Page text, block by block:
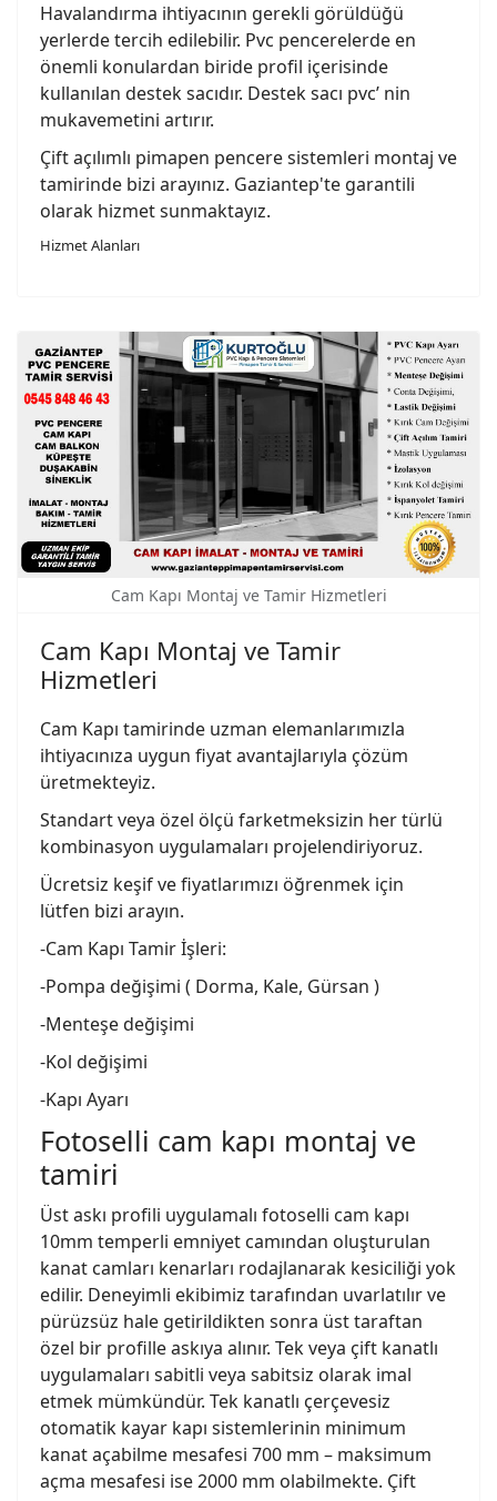
Havalandırma ihtiyacının gerekli görüldüğü
yerlerde tercih edilebilir. Pvc pencerelerde en
önemli konulardan biride profil içerisinde
kullanılan destek sacıdır. Destek sacı pvc’ nin
mukavemetini artırır.
Çift açılımlı pimapen pencere sistemleri montaj ve
tamirinde bizi arayınız. Gaziantep'te garantili
olarak hizmet sunmaktayız.
Hizmet Alanları
Cam Kapı Montaj ve Tamir Hizmetleri
Cam Kapı Montaj ve Tamir
Hizmetleri
Cam Kapı tamirinde uzman elemanlarımızla
ihtiyacınıza uygun fiyat avantajlarıyla çözüm
üretmekteyiz.
Standart veya özel ölçü farketmeksizin her türlü
kombinasyon uygulamaları projelendiriyoruz.
Ücretsiz keşif ve fiyatlarımızı öğrenmek için
lütfen bizi arayın.
-Cam Kapı Tamir İşleri:
-Pompa değişimi ( Dorma, Kale, Gürsan )
-Menteşe değişimi
-Kol değişimi
-Kapı Ayarı
Fotoselli cam kapı montaj ve
tamiri
Üst askı profili uygulamalı fotoselli cam kapı
10mm temperli emniyet camından oluşturulan
kanat camları kenarları rodajlanarak kesiciliği yok
edilir. Deneyimli ekibimiz tarafından uvarlatılır ve
pürüzsüz hale getirildikten sonra üst taraftan
özel bir profille askıya alınır. Tek veya çift kanatlı
uygulamaları sabitli veya sabitsiz olarak imal
etmek mümkündür. Tek kanatlı çerçevesiz
otomatik kayar kapı sistemlerinin minimum
kanat açabilme mesafesi 700 mm – maksimum
açma mesafesi ise 2000 mm olabilmekte. Çift